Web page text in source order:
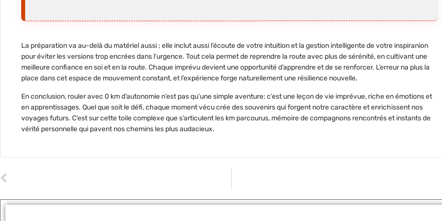
La préparation va au-delà du matériel aussi ; elle inclut aussi l’écoute de votre intuition et la gestion intelligente de votre inspiranion
pour éviter les versions trop encrées dans l’urgence. Tout cela permet de reprendre la route avec plus de sérénité, en cultivant une
meilleure confiance en soi et en la route. Chaque imprévu devient une opportunité d’apprendre et de se renforcer. L’erreur n­a plus la
place dans cet espace de mouvement constant, et l’expérience forge naturellement une résilience nouvelle.
En conclusion, rouler avec 0 km d’autonomie n’est pas qu’une simple aventure; c’est une leçon de vie imprévue, riche en émotions et
en apprentissages. Quel que soit le défi, chaque moment vécu crée des souvenirs qui forgent notre caractère et enrichissent nos
voyages futurs. C’est sur cette toile complexe que s’articulent les km parcourus, mémoire de compagnons rencontrés et instants de
vérité personnelle qui pavent nos chemins les plus audacieux.